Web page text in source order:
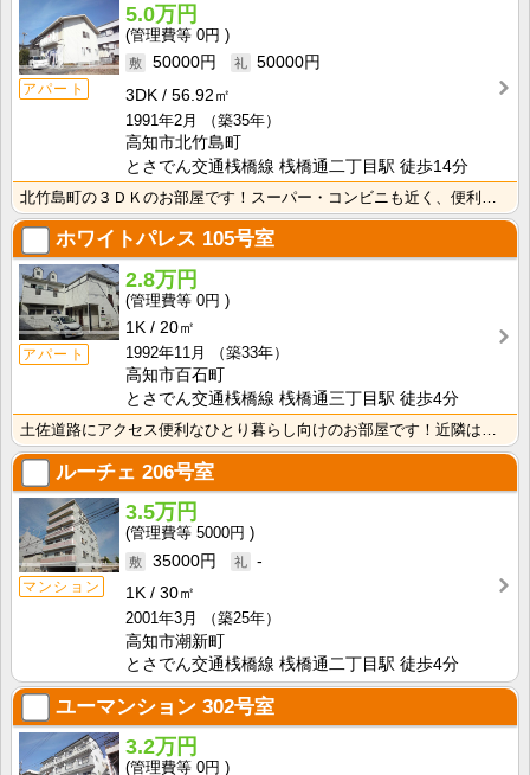
アパート
5.0万円
0円
50000円
50000円
3DK
56.92㎡
1991年2月
（築35年）
高知市北竹島町
とさでん交通桟橋線 桟橋通二丁目駅 徒歩14分
ホワイトパレス 105号室
アパート
2.8万円
0円
1K
20㎡
1992年11月
（築33年）
高知市百石町
とさでん交通桟橋線 桟橋通三丁目駅 徒歩4分
ルーチェ 206号室
マンション
3.5万円
5000円
35000円
-
1K
30㎡
2001年3月
（築25年）
高知市潮新町
とさでん交通桟橋線 桟橋通二丁目駅 徒歩4分
ユーマンション 302号室
3.2万円
0円